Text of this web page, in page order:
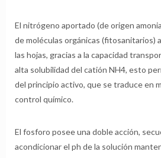
El nitrógeno aportado (de origen
de moléculas orgánicas (fitosanitarios)
las hojas, gracias a la capacidad
alta solubilidad del catión NH4, esto
del principio activo, que se traduce en
control químico.
El fosforo posee una doble acción,
acondicionar el ph de la solución